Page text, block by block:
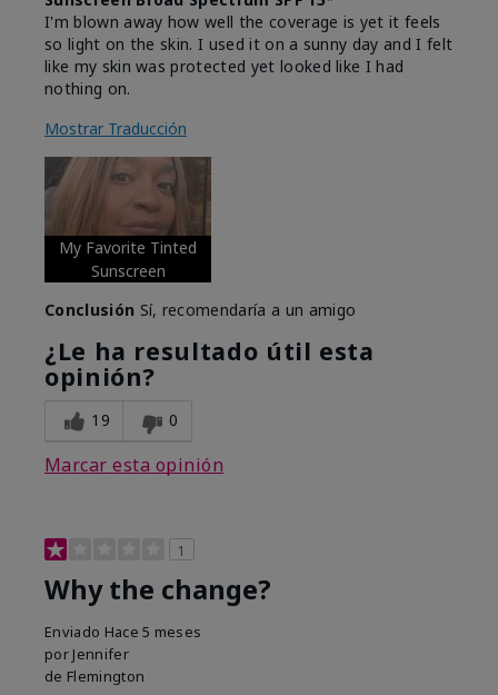
I'm blown away how well the coverage is yet it feels
so light on the skin. I used it on a sunny day and I felt
like my skin was protected yet looked like I had
nothing on.
Mostrar Traducción
My Favorite Tinted
Sunscreen
Conclusión Sí, recomendaría a un amigo
¿Le ha resultado útil esta
opinión?
19 0
Marcar esta opinión
1
Why the change?
Enviado Hace 5 meses
por Jennifer
de Flemington